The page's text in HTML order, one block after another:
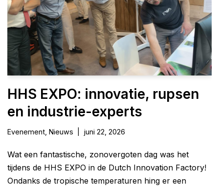
HHS EXPO: innovatie, rupsen
en industrie-experts
Evenement Nieuws juni 22, 2026
Wat een fantastische, zonovergoten dag was het
tijdens de HHS EXPO in de Dutch Innovation Factory!
Ondanks de tropische temperaturen hing er een